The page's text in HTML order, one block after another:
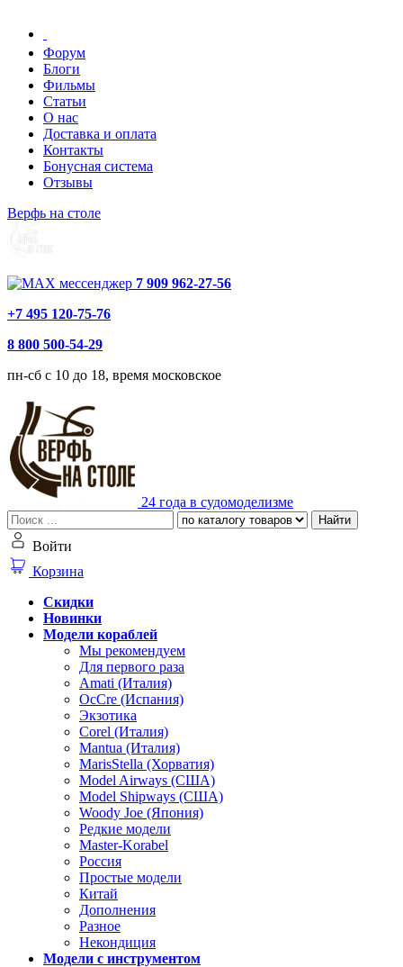
Форум
Блоги
Фильмы
Статьи
О нас
Доставка и оплата
Контакты
Бонусная система
Отзывы
Верфь на столе
7 909 962-27-56
+7 495 120-75-76
8 800 500-54-29
пн-сб с 10 до 18, время московское
24 года в судомоделизме
Найти
Войти
Корзина
Скидки
Новинки
Модели кораблей
Мы рекомендуем
Для первого раза
Amati (Италия)
OcCre (Испания)
Экзотика
Corel (Италия)
Mantua (Италия)
MarisStella (Хорватия)
Model Airways (США)
Model Shipways (США)
Woody Joe (Япония)
Редкие модели
Master-Korabel
Россия
Простые модели
Китай
Дополнения
Разное
Некондиция
Модели с инструментом